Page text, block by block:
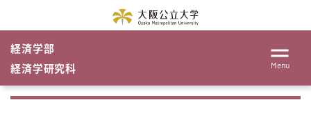
経済学部
経済学研究科
Menu